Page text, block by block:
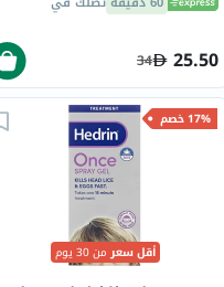
25.50
34
17% خصم
أقل سعرمن 30 يوم